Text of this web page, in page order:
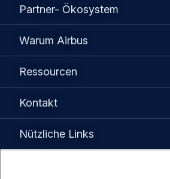
Partner- Ökosystem
Warum Airbus
Ressourcen
Kontakt
Nützliche Links